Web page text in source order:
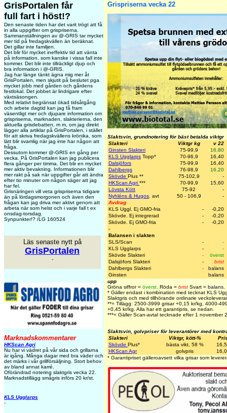
GrisPortalen får
full fart i höst!?
Den senaste tiden har det varit trögt att få
in alla uppgifter om grispriserna.
Sammanställningen av @-GRIS tar mycket
mer tid på fredagskvällen än beräknat.
Det gillar inte familjen.
Det blir för mycket ineffektiv tid att vänta
på information, som kanske i vissa fall inte
kommer. Det blir inte tillräckligt djup och
bra information i @-GRIS.
Jag har länge tänkt ägna mig mer åt
GrisPortalen, men skjutit på beslutet pga
mycket jobb med gården och gårdens
festlokal. Det jobbet är lindrigare efter
växtsäsongen.
Med relativt begränsat ökad tidsåtgång
och arbete dagtid kan jag få fram
väsentligt mer och djupare information om
grispriserna, marknaden, slakterierna, den
aktuella grisdebatten, m m, om jag direkt
lägger alla artiklar på GrisPortalen, i stället
för att skriva fredagskvällens krönika, som
lätt blir svamlig när jag inte har någon att
fråga.
Dessutom kommer @-GRIS en gång per
vecka. På GrisPortalen kan jag publicera
flera gånger per timma. Det blir en mycket
mer aktiv bevakning. Informationen blir
mer rakt på sak när uppgifter går att ändra
efter tio minuter om någon säger att jag
har fel.
Grisnäringen vill veta grispriserna tidigare
än på lördagsmorgonen och även den
frågan kan jag driva mer aktivt genom att
arbeta när som helst och i varje fall t ex
onsdag-torsdag.
Synpunkter!? /LG 160524
Läs senaste nytt på
GrisPortalen
-
Marknadskommentarer
HKScan Agri
Nu har vi vädret på vår sida och grillarna
är igång. Många dagar med bra väder och
det märks i vår grillförsäljning. Stort behov
av bland annat karré.
Oförändrad notering slaktgris vecka 22.
Marknadstillägg smågris införs 20 kr/st.
KLS Ugglarps
-
Grispriserna vecka 22
Slaktsvin, grundnotering för bäst betalda viktgr
Slakteri
Viktgr kg
v 22
Ginsten Slakteri
75-99,9
16,80
KLS Ugglarps Topp* 70-96,9
16,40
Dalsjöfors
75-99,9
16,40
Dahlbergs
76-98,9
16,20
Skövde Plus ** 75-102,9
-
HKScan Agri *** 70-99,9
15,60
Lövsta Kött
75-92
-
Nyhléns & Hugos . avt 50 - 106,9
-
Avdrag
KLS Uggl. Ej GMO-fria
-
-0,20
Skövde. Ej integrerad
-
-0,20
Skövde. Ej GMO-fria
-
-0,20
-
Balansen i slakten
SLS/Scan
-
-
KLS Ugglarps
-
-
Skövde Slakteri
-
överst
Dalsjöfors Slakteri
-
brist
Dahlbergs Slakteri
-
balans
Ginsten
balans
upp
Gröna siffror = överst Röda = brist Svart = balans
* Gäller endast i kombination med tecknat KLS
Slaktgris och med tillhörande ordinarie
**= Tillägg: 2500-3999 grisar +0,15 kr/kg, 4000-
+0,45 kr/kg. Alla har ett garantipris, se nedan.
***= Gäller Scan-avtal tecknade efter 1 november
Slaktsvin, golvpriser för leverantörer med
Slakteri
Viktgr, kött-%
Skövde Plus* bästa vikt, 58 %
HKScan Agr
golvpris
* Garantipriset gälleroavsett vilka grisar som